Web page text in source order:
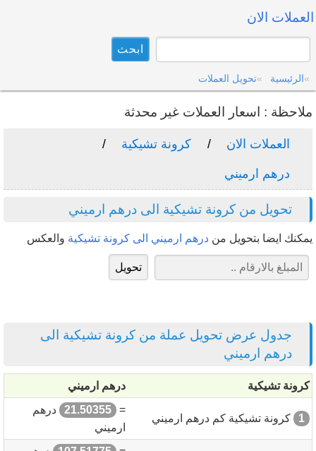
العملات الان
الرئيسية تحويل العملات
ملاحظة : اسعار العملات غير محدثة
العملات الان كرونة تشيكية
درهم ارميني
تحويل من كرونة تشيكية الى درهم ارميني
يمكنك ايضا بتحويل من درهم ارميني الى كرونة تشيكية والعكس
جدول عرض تحويل عملة من كرونة تشيكية الى
درهم ارميني
كرونة تشيكية درهم ارميني
1 كرونة تشيكية كم درهم ارميني
=
21.50355
درهم
ارميني